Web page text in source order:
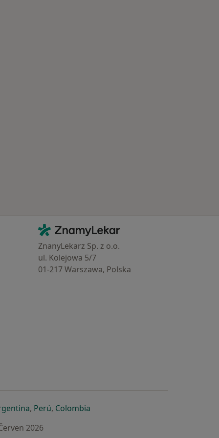
Kontakt
ZnamyLekar - Hlavní stránka
ZnanyLekarz Sp. z o.o.
ul. Kolejowa 5/7
01-217 Warszawa, Polska
záložce
nové záložce
v nové záložce
se otevře v nové záložce
, Perúse otevře v nové záložce
, Colombiase otevře v nové záložce
2026